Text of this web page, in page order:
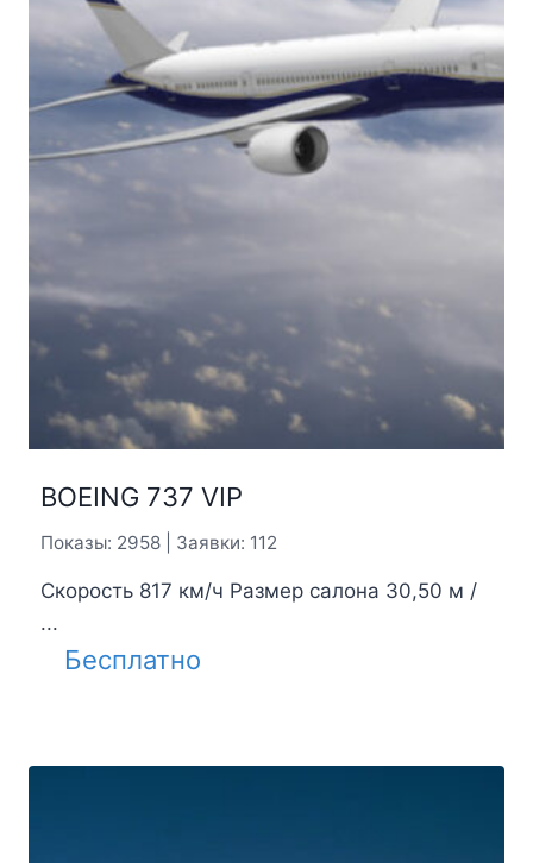
BOEING 737 VIP
Показы: 2958 | Заявки: 112
Скорость 817 км/ч Размер салона 30,50 м /
...
Бесплатно